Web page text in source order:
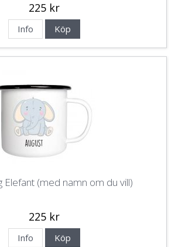
225 kr
Info Köp
Elefant (med namn om du vill)
225 kr
Info Köp